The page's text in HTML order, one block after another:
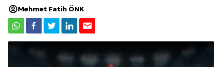
Mehmet Fatih ÖNK